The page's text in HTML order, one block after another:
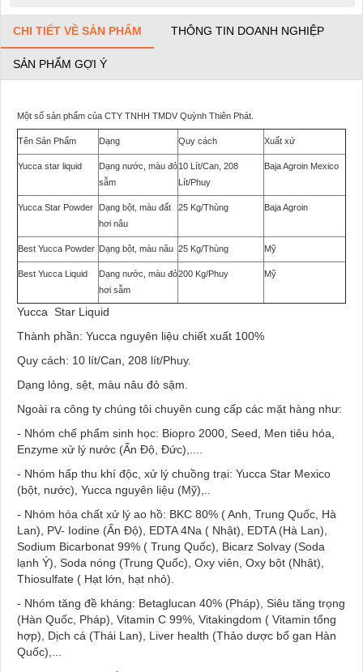
CHI TIẾT VỀ SẢN PHẨM THÔNG TIN DOANH NGHIỆP
SẢN PHẨM GỢI Ý
Một số sản phẩm của CTY TNHH TMDV Quỳnh Thiên Phát.
Tên Sản Phẩm Dạng Quy cách Xuất xứ
Yucca star liquid
Dạng nước, màu đỏ
sẫm
10 Lít/Can, 208
Lít/Phuy
Baja Agroin Mexico
Yucca Star Powder
Dạng bột, màu đất
hơi nâu
25 Kg/Thùng Baja Agroin
Best Yucca Powder Dạng bột, màu nâu 25 Kg/Thùng Mỹ
Best Yucca Liquid
Dạng nước, màu đỏ
hơi sẫm
200 Kg/Phuy Mỹ
Yucca Star Liquid
Thành phần: Yucca nguyên liệu chiết xuất 100%
Quy cách: 10 lít/Can, 208 lít/Phuy.
Dạng lỏng, sệt, màu nâu đỏ sậm.
Ngoài ra công ty chúng tôi chuyên cung cấp các mặt hàng như:
- Nhóm chế phẩm sinh học: Biopro 2000, Seed, Men tiêu hóa,
Enzyme xử lý nước (Ấn Độ, Đức),....
- Nhóm hấp thu khí độc, xử lý chuồng trại: Yucca Star Mexico
(bột, nước), Yucca nguyên liệu (Mỹ),..
- Nhóm hóa chất xử lý ao hồ: BKC 80% ( Anh, Trung Quốc, Hà
Lan), PV- Iodine (Ấn Độ), EDTA 4Na ( Nhật), EDTA (Hà Lan),
Sodium Bicarbonat 99% ( Trung Quốc), Bicarz Solvay (Soda
lạnh Ý), Soda nóng (Trung Quốc), Oxy viên, Oxy bột (Nhật),
Thiosulfate ( Hạt lớn, hạt nhỏ).
- Nhóm tăng đề kháng: Betaglucan 40% (Pháp), Siêu tăng trọng
(Hàn Quốc, Pháp), Vitamin C 99%, Vitakingdom ( Vitamin tổng
hợp), Dịch cá (Thái Lan), Liver health (Thảo dược bổ gan Hàn
Quốc),...